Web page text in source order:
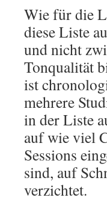
Wie für die
diese Liste
und nicht
Tonqualität
ist
mehrere
in der Liste
auf wie viel
Sessions
sind, auf
verzichtet.